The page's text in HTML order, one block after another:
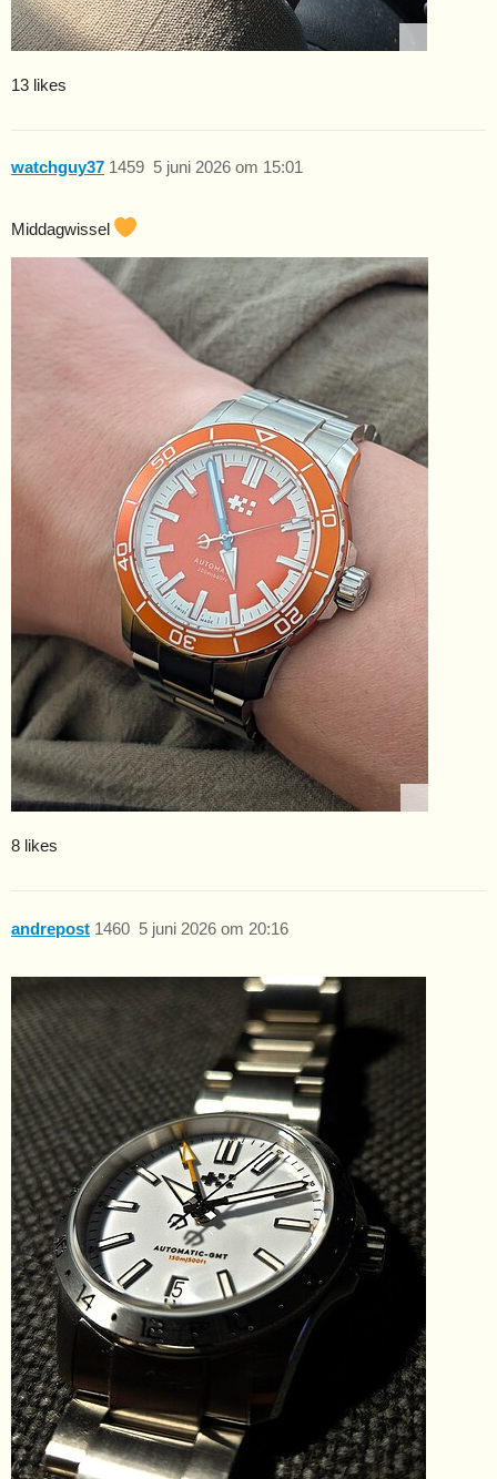
13 likes
watchguy37 5 juni 2026 om 15:01
1459
Middagwissel
8 likes
andrepost 5 juni 2026 om 20:16
1460